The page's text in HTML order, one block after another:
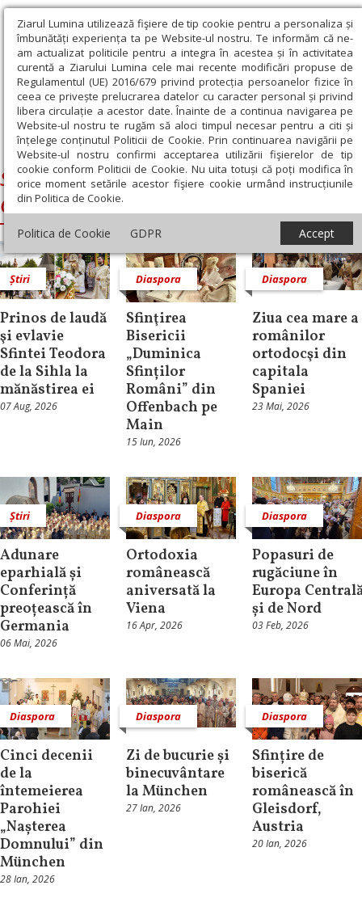
Ziarul Lumina utilizează fişiere de tip cookie pentru a personaliza și
îmbunătăți experiența ta pe Website-ul nostru. Te informăm că ne-
am actualizat politicile pentru a integra în acestea și în activitatea
curentă a Ziarului Lumina cele mai recente modificări propuse de
Regulamentul (UE) 2016/679 privind protecția persoanelor fizice în
ceea ce privește prelucrarea datelor cu caracter personal și privind
libera circulație a acestor date. Înainte de a continua navigarea pe
Website-ul nostru te rugăm să aloci timpul necesar pentru a citi și
înțelege conținutul Politicii de Cookie. Prin continuarea navigării pe
Website-ul nostru confirmi acceptarea utilizării fişierelor de tip
cookie conform Politicii de Cookie. Nu uita totuși că poți modifica în
orice moment setările acestor fişiere cookie urmând instrucțiunile
din Politica de Cookie.
Politica de Cookie GDPR Accept
Ziarul Lumina › Serafim, Mitropolitul Germaniei, Europei Centrale
şi de Nord
Serafim, Mitropolitul Germaniei, Europei
Centrale şi de Nord
Știri
Prinos de laudă
şi evlavie
Sfintei Teodora
de la Sihla la
mănăstirea ei
07 Aug, 2026
Diaspora
Sfinţirea
Bisericii
„Duminica
Sfinților
Români” din
Offenbach pe
Main
15 Iun, 2026
Diaspora
Ziua cea mare a
românilor
ortodocşi din
capitala
Spaniei
23 Mai, 2026
Știri
Adunare
eparhială și
Conferință
preoțească în
Germania
06 Mai, 2026
Diaspora
Ortodoxia
românească
aniversată la
Viena
16 Apr, 2026
Diaspora
Popasuri de
rugăciune în
Europa
și de Nord
03 Feb, 2026
Diaspora
Cinci decenii
de la
întemeierea
Parohiei
„Nașterea
Domnului” din
München
28 Ian, 2026
Diaspora
Zi de bucurie și
binecuvântare
la München
27 Ian, 2026
Diaspora
Sfințire de
biserică
românească în
Gleisdorf,
Austria
20 Ian, 2026